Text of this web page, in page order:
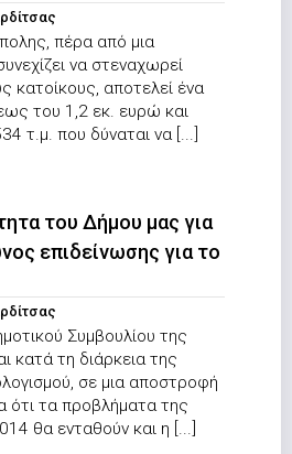
πέρα από μια
να στεναχωρεί
κατοίκους, αποτελεί ένα
του 1,2 εκ. ευρώ και
τ.μ. που δύναται να [...]
του Δήμου μας για
επιδείνωσης για το
Συμβουλίου της
κατά τη διάρκεια της
σε μια αποστροφή
ότι τα προβλήματα της
θα ενταθούν και η [...]